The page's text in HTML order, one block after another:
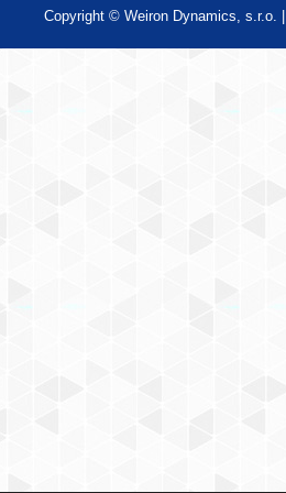
Copyright © Weiron Dynamics, s.r.o. |